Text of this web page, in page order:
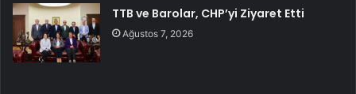
TTB ve Barolar, CHP’yi Ziyaret Etti
Ağustos 7, 2026